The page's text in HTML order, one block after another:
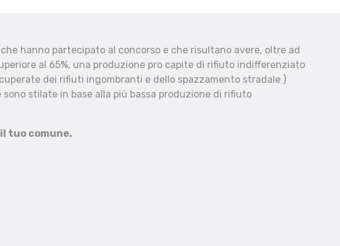
hanno partecipato al concorso e che risultano avere, oltre ad
al 65%, una produzione pro capite di rifiuto indifferenziato
dei rifiuti ingombranti e dello spazzamento stradale )
stilate in base alla più bassa produzione di rifiuto
tuo comune.